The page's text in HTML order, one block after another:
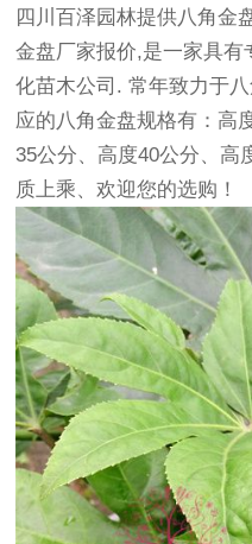
四川百泽园林提供八角金
金盘厂家报价,是一家具
化苗木公司. 常年致力于
应的八角金盘规格有：高
35公分、高度40公分、高
质上乘、欢迎您的选购！